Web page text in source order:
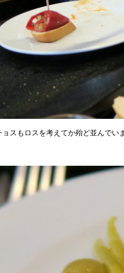
ョスもロスを考えてか殆ど並んでい